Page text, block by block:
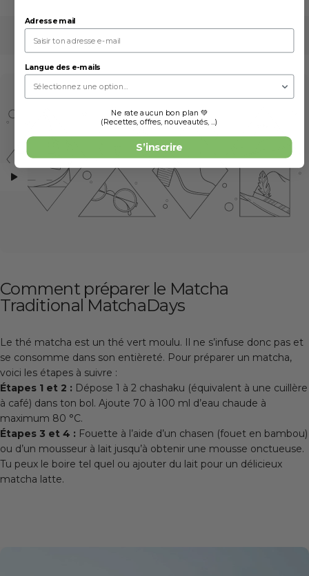
Comment préparer le Matcha
Traditional MatchaDays
Le thé matcha est un thé vert moulu. Il ne s’infuse donc pas et
se consomme dans son entièreté. Pour préparer un matcha,
voici les étapes à suivre :
Étapes 1 et 2 : Dépose 1 à 2 chashaku (équivalent à une cuillère
à café) dans ton bol. Ajoute 70 à 100 ml d’eau chaude à
maximum 80 °C.
Étapes 3 et 4 : Fouette à l’aide d’un chasen (fouet en bambou)
ou d’un mousseur à lait jusqu’à obtenir une mousse onctueuse.
Tu peux le boire tel quel ou ajouter du lait pour un délicieux
matcha latte.
Adresse mail
Langue des e-mails
Ne rate aucun bon plan 💚
(Recettes, offres, nouveautés, ...)
S’inscrire